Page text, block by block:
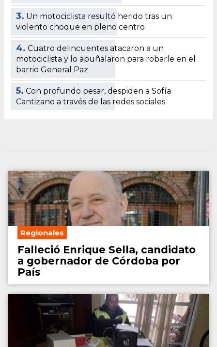
3. Un motociclista resultó herido tras un
violento choque en pleno centro
4. Cuatro delincuentes atacaron a un
motociclista y lo apuñalaron para robarle en el
barrio General Paz
5. Con profundo pesar, despiden a Sofía
Cantizano a través de las redes sociales
Regionales
Falleció Enrique Sella, candidato
a gobernador de Córdoba por
País